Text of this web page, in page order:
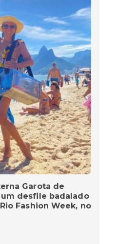
Garota de
um desfile badalado
Fashion Week, no